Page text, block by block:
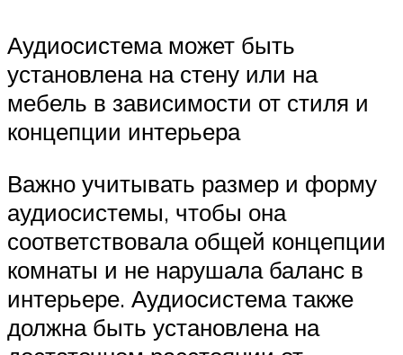
Аудиосистема может быть
установлена на стену или на
мебель в зависимости от стиля и
концепции интерьера
Важно учитывать размер и форму
аудиосистемы, чтобы она
соответствовала общей концепции
комнаты и не нарушала баланс в
интерьере. Аудиосистема также
должна быть установлена на